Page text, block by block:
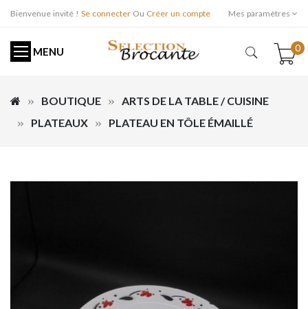
Bienvenue invité ! Se connecter Ou Créer un compte Mes paramètres
MENU 0
BOUTIQUE
ARTS DE LA TABLE / CUISINE
PLATEAUX
PLATEAU EN TÔLE ÉMAILLÉ